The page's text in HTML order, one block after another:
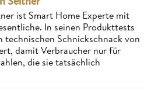
ist Smart Home Experte mit
In seinen Produkttests
technischen Schnickschnack von
damit Verbraucher nur für
die sie tatsächlich